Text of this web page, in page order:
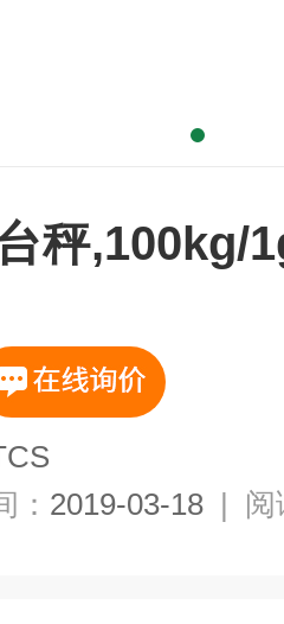
秤,100kg/
： 2019-03-18 | 阅